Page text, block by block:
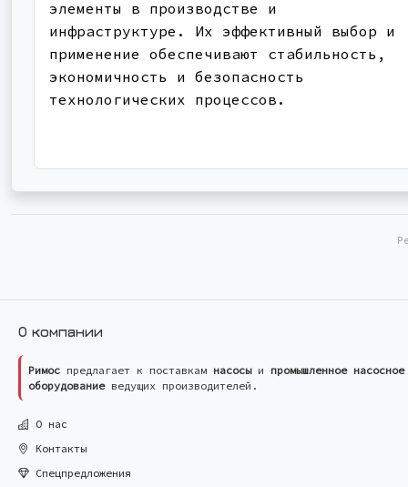
элементы в производстве и
инфраструктуре. Их эффективный выбор и
применение обеспечивают стабильность,
экономичность и безопасность
технологических процессов.
О компании
Римос предлагает к поставкам насосыи промышленное насосное
оборудованиеведущих производителей.
О нас
Контакты
Спецпредложения